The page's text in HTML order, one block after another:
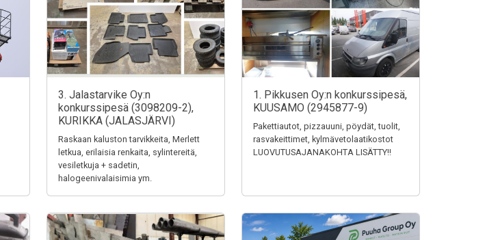
3. Jalastarvike Oy:n
konkurssipesä (3098209-2),
KURIKKA (JALASJÄRVI)
Raskaan kaluston tarvikkeita, Merlett
letkua, erilaisia renkaita, sylintereitä,
vesiletkuja + sadetin,
halogeenivalaisimia ym.
1. Pikkusen Oy:n konkurssipesä,
KUUSAMO (2945877-9)
Pakettiautot, pizzauuni, pöydät, tuolit,
rasvakeittimet, kylmävetolaatikostot
LUOVUTUSAJANAKOHTA LISÄTTY!!